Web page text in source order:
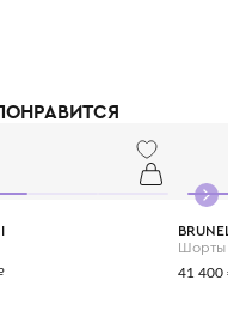
актуальной не один
Шорты
41 400 ₽